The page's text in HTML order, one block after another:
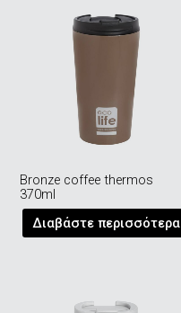
Bronze coffee thermos
370ml
Διαβάστε περισσότερα